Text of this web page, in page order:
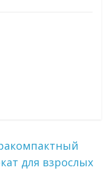
для взрослых